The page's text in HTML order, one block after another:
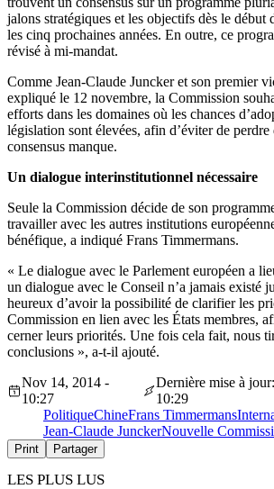
jalons stratégiques et les objectifs dès le début
les cinq prochaines années. En outre, ce
révisé à mi-mandat.
Comme Jean-Claude Juncker et son premier
expliqué le 12 novembre, la Commission
efforts dans les domaines où les chances
législation sont élevées, afin d’éviter de
consensus manque.
Un dialogue interinstitutionnel nécessaire
Seule la Commission décide de son
travailler avec les autres institutions
bénéfique, a indiqué Frans Timmermans.
« Le dialogue avec le Parlement européen a
un dialogue avec le Conseil n’a jamais existé
heureux d’avoir la possibilité de clarifier les
Commission en lien avec les États membres,
cerner leurs priorités. Une fois cela fait, nous
conclusions », a-t-il ajouté.
Nov 14, 2014 -
10:27
Dernière mise à
10:29
PolitiqueChineFrans Timmermans
Jean-Claude JunckerNouvelle
Print Partager
LES PLUS LUS